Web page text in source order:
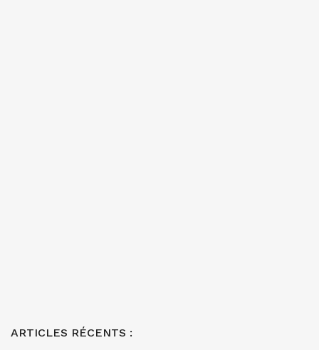
ARTICLES RÉCENTS :